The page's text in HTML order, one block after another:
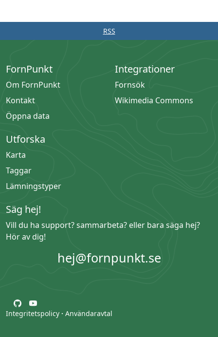
RSS
FornPunkt
Om FornPunkt
Kontakt
Öppna data
Integrationer
Fornsök
Wikimedia Commons
Utforska
Karta
Taggar
Lämningstyper
Säg hej!
Vill du ha support? sammarbeta? eller bara säga hej?
Hör av dig!
hej@fornpunkt.se
Integritetspolicy · Användaravtal